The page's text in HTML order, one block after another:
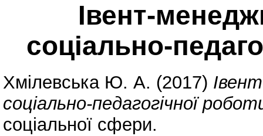
Івент-
соціально-
Хмілевська Ю. А. (2017)
соціально-педагогічної
соціальної сфери.